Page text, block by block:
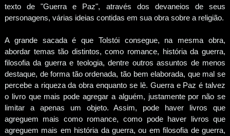
texto de "Guerra e Paz", através dos devaneios de seus
personagens, várias ideias contidas em sua obra sobre a religião.
A grande sacada é que Tolstói consegue, na mesma obra,
abordar temas tão distintos, como romance, história da guerra,
filosofia da guerra e teologia, dentre outros assuntos de menos
destaque, de forma tão ordenada, tão bem elaborada, que mal se
percebe a riqueza da obra enquanto se lê. Guerra e Paz é talvez
o livro que mais pode agregar a alguém, justamente por não se
limitar a apenas um objeto. Assim, pode haver livros que
agreguem mais como romance, como pode haver livros que
agreguem mais em história da guerra, ou em filosofia de guerra,